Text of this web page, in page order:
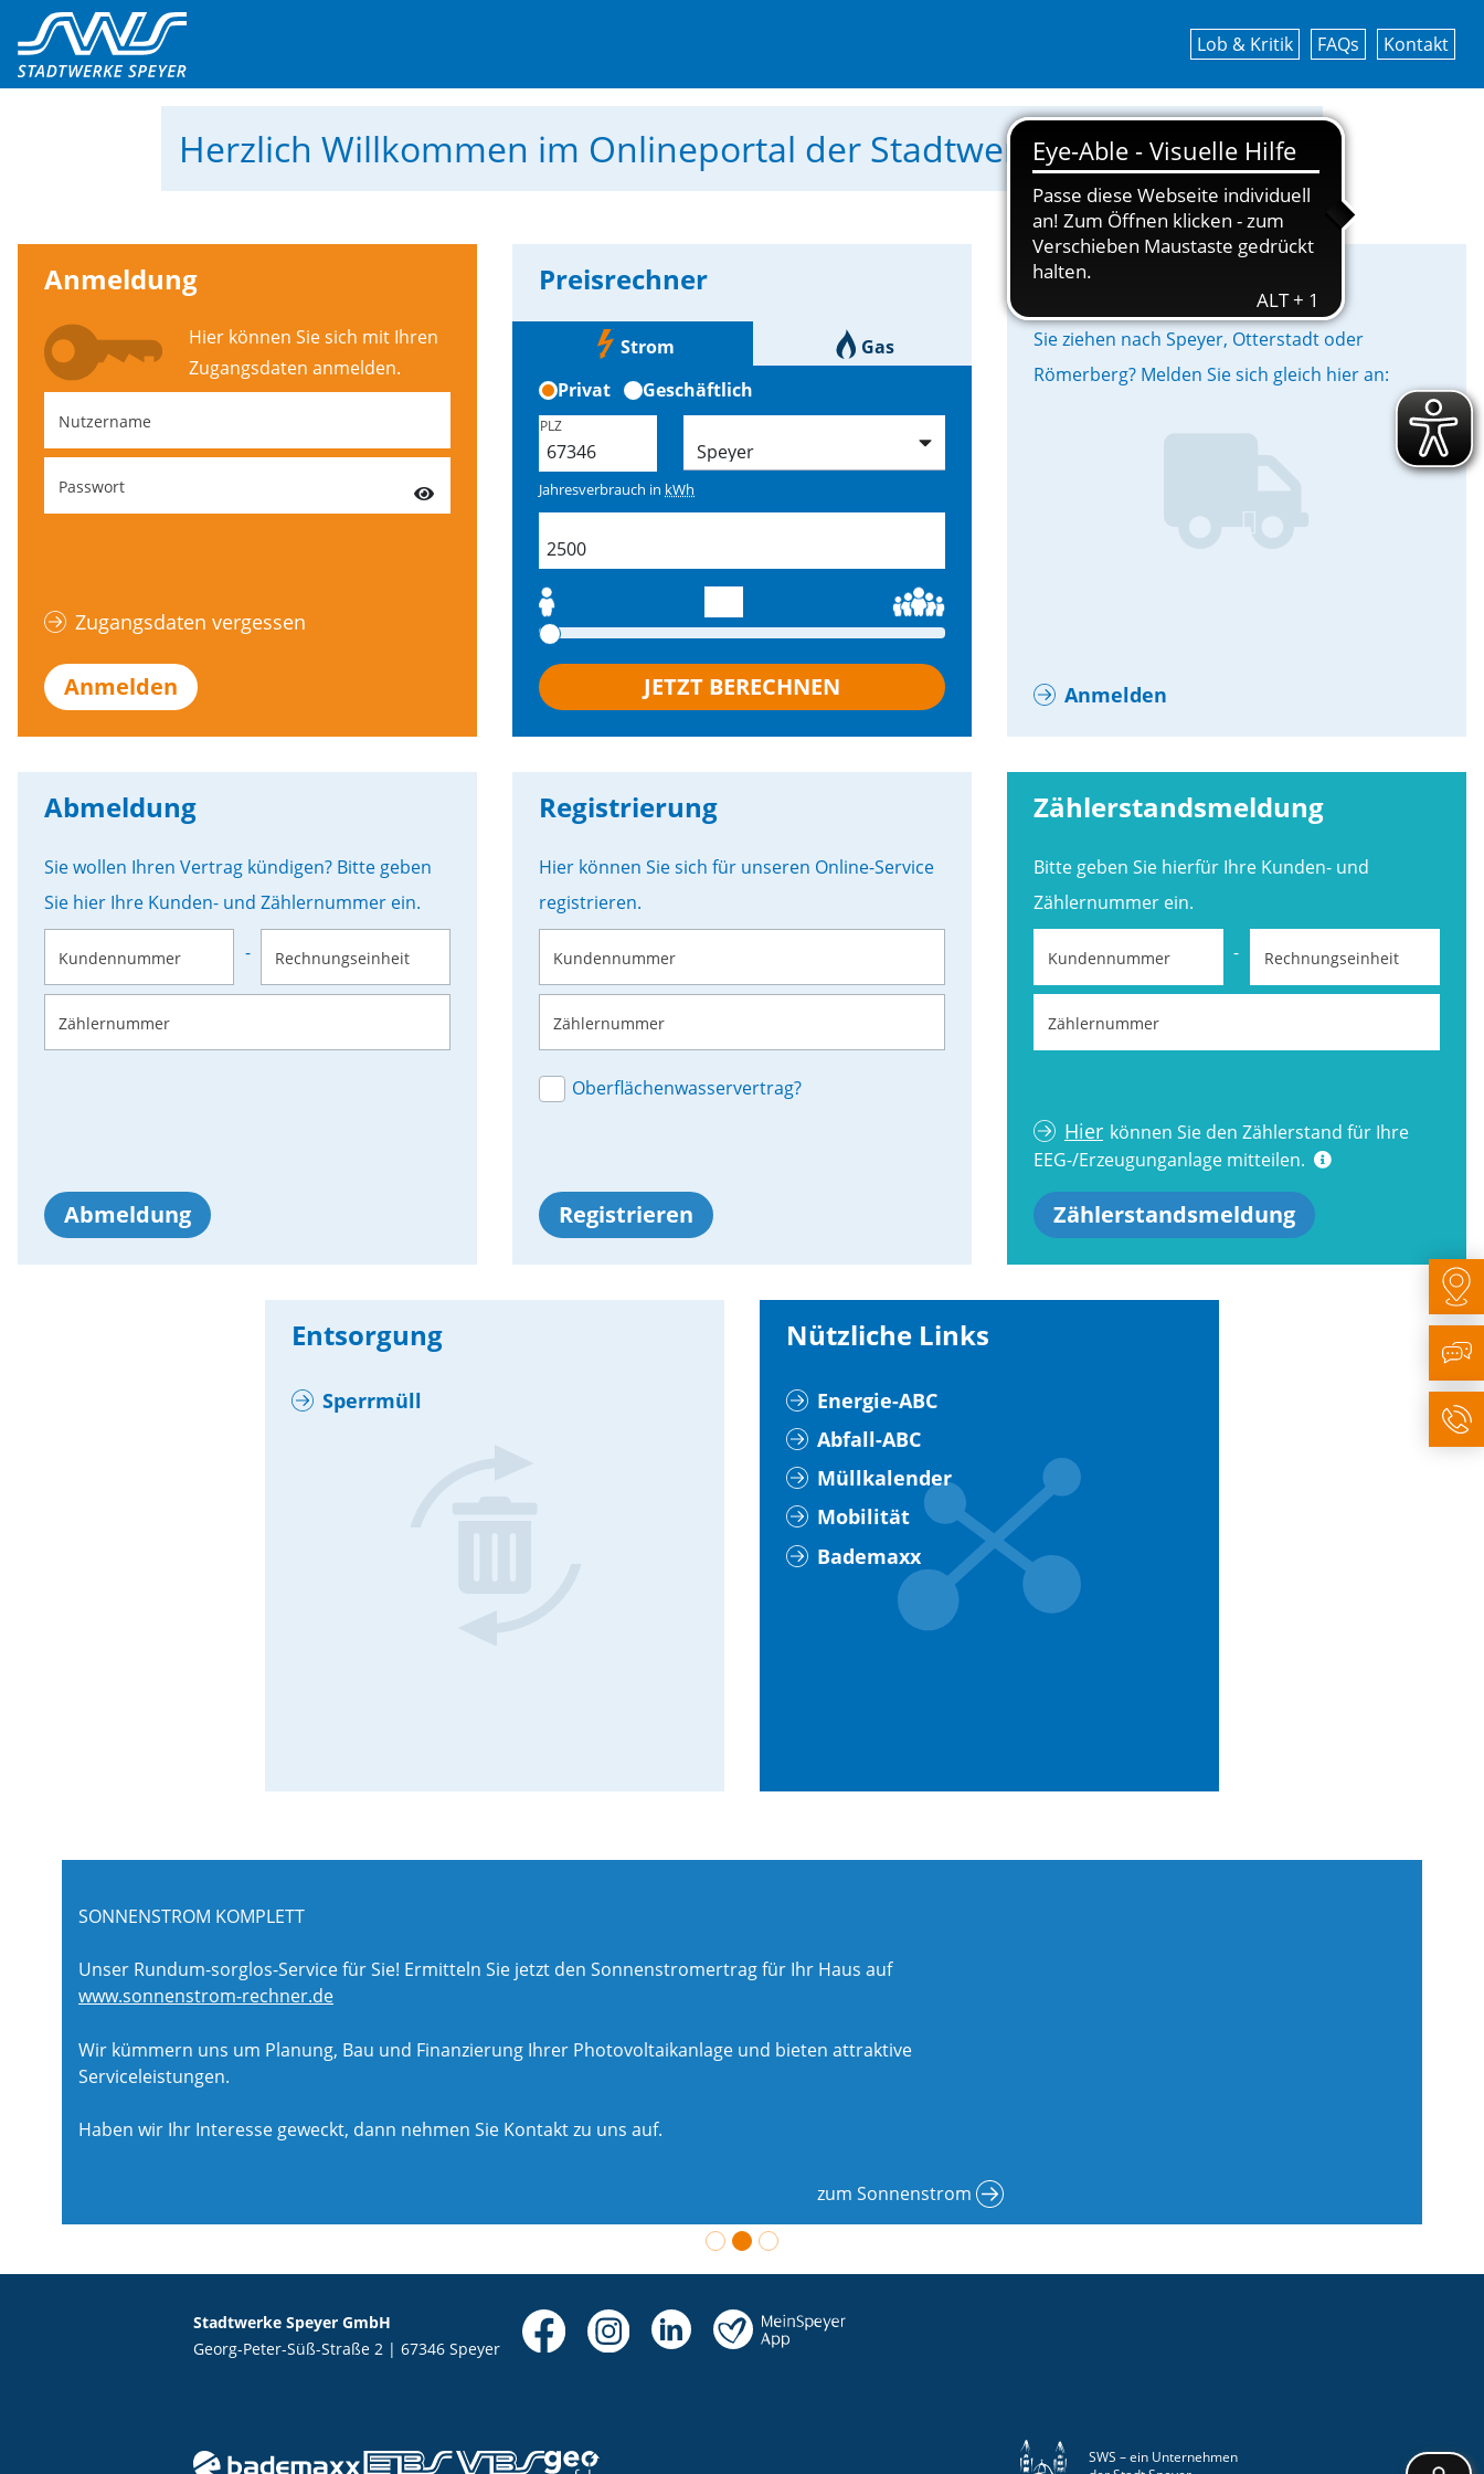
Lob & Kritik FAQs Kontakt
Herzlich Willkommen im Onlineportal der Stadtwerke Speyer GmbH!
Anmeldung
Hier können Sie sich mit Ihren
Zugangs­daten anmelden.
Nutzername
Passwort
Zugangsdaten vergessen
Anmelden
Preisrechner
Strom
Gas
Privat
Geschäftlich
PLZ
Jahresverbrauch in kWh
field.productSearch.buildingSize
JETZT BERECHNEN
Umzug
Sie ziehen nach Speyer, Otterstadt oder
Römerberg? Melden Sie sich gleich hier an:
Anmelden
Abmeldung
Sie wollen Ihren Vertrag kündigen? Bitte geben
Sie hier Ihre Kunden- und Zählernummer ein.
Kundennummer - Rechnungseinheit
Zählernummer
Abmeldung
Registrierung
Hier können Sie sich für unseren Online-Service
registrieren.
Kundennummer
Zählernummer
Oberflächenwasservertrag?
Registrieren
Zählerstandsmeldung
Bitte geben Sie hierfür Ihre Kunden- und
Zählernummer ein.
Kundennummer - Rechnungseinheit
Zählernummer
Hier können Sie den Zählerstand für Ihre
EEG-/Erzeugunganlage mitteilen.
Zählerstandsmeldung
Entsorgung
Sperrmüll
Nützliche Links
Energie-ABC
Abfall-ABC
Müllkalender
Mobilität
Bademaxx
SONNENSTROM KOMPLETT
Unser Rundum-sorglos-Service für Sie! Ermitteln Sie jetzt den Sonnenstromertrag für Ihr Haus auf
www.sonnenstrom-rechner.de
Wir kümmern uns um Planung, Bau und Finanzierung Ihrer Photovoltaikanlage und bieten attraktive
Serviceleistungen.
Haben wir Ihr Interesse geweckt, dann nehmen Sie Kontakt zu uns auf.
zum Sonnenstrom
Stadtwerke Speyer GmbH
Georg-Peter-Süß-Straße 2 | 67346 Speyer
SWS – ein Unternehmen